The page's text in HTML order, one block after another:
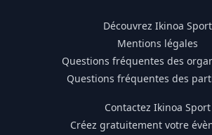
Découvrez Ikinoa Sport
Mentions légales
Questions fréquentes des
Questions fréquentes des
Contactez Ikinoa Sport
Créez gratuitement votre